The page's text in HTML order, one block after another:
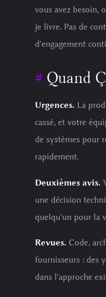
vous avez besoin,
je livre. Pas de
d'engagement
Quand
Urgences. La
cassé, et votre
de systèmes pour
rapidement.
Deuxièmes avis.
une décision
quelqu'un pour la
Revues. Code,
fournisseurs : des
dans l'approche